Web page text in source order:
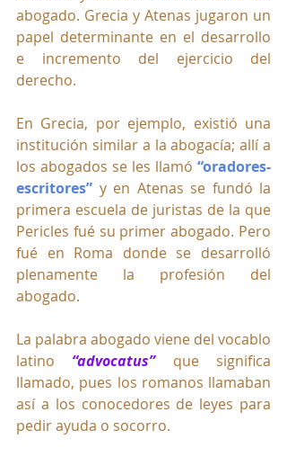
abogado. Grecia y Atenas jugaron un
papel determinante en el desarrollo
e incremento del ejercicio del
derecho.
En Grecia, por ejemplo, existió una
institución similar a la abogacía; allí a
los abogados se les llamó “oradores-
escritores” y en Atenas se fundó la
primera escuela de juristas de la que
Pericles fué su primer abogado. Pero
fué en Roma donde se desarrolló
plenamente la profesión del
abogado.
La palabra abogado viene del vocablo
latino “advocatus” que significa
llamado, pues los romanos llamaban
así a los conocedores de leyes para
pedir ayuda o socorro.